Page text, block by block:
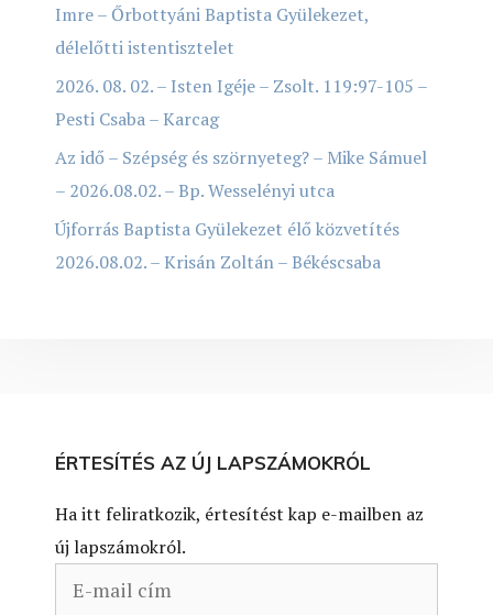
Imre – Őrbottyáni Baptista Gyülekezet,
délelőtti istentisztelet
2026. 08. 02. – Isten Igéje – Zsolt. 119:97-105 –
Pesti Csaba – Karcag
Az idő – Szépség és szörnyeteg? – Mike Sámuel
– 2026.08.02. – Bp. Wesselényi utca
Újforrás Baptista Gyülekezet élő közvetítés
2026.08.02. – Krisán Zoltán – Békéscsaba
ÉRTESÍTÉS AZ ÚJ LAPSZÁMOKRÓL
Ha itt feliratkozik, értesítést kap e-mailben az
új lapszámokról.